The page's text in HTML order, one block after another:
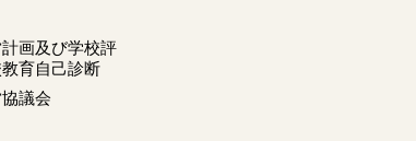
画及び学校評
育自己診断
議会